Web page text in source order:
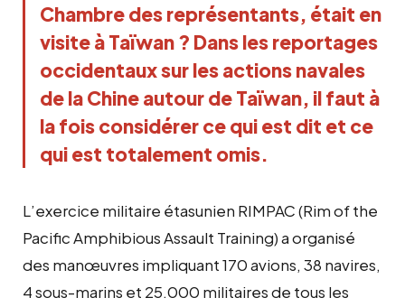
Chambre des représentants, était en
visite à Taïwan ? Dans les reportages
occidentaux sur les actions navales
de la Chine autour de Taïwan, il faut à
la fois considérer ce qui est dit et ce
qui est totalement omis.
L’exercice militaire étasunien RIMPAC (Rim of the
Pacific Amphibious Assault Training) a organisé
des manœuvres impliquant 170 avions, 38 navires,
4 sous-marins et 25.000 militaires de tous les